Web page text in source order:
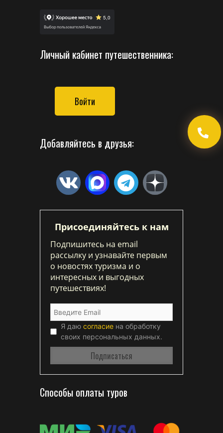
Личный кабинет путешественника:
Войти
Добавляйтесь в друзья:
Присоединяйтесь к нам
Подпишитесь на email
рассылку и узнавайте первым
о новостях туризма и о
интересных и выгодных
путешествиях!
Я даю согласие на обработку
своих персональных данных.
Способы оплаты туров